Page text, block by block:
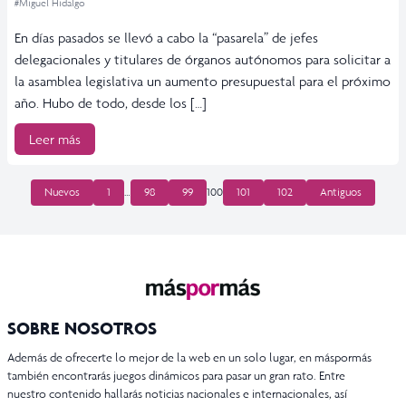
En días pasados se llevó a cabo la “pasarela” de jefes
delegacionales y titulares de órganos autónomos para solicitar a
la asamblea legislativa un aumento presupuestal para el próximo
año. Hubo de todo, desde los […]
Leer más
PAGINACIÓNNuevos 1 … 98 99 100 101 102 Antiguos
SOBRE NOSOTROS
Además de ofrecerte lo mejor de la web en un solo lugar, en máspormás
también encontrarás juegos dinámicos para pasar un gran rato. Entre
nuestro contenido hallarás noticias nacionales e internacionales, así